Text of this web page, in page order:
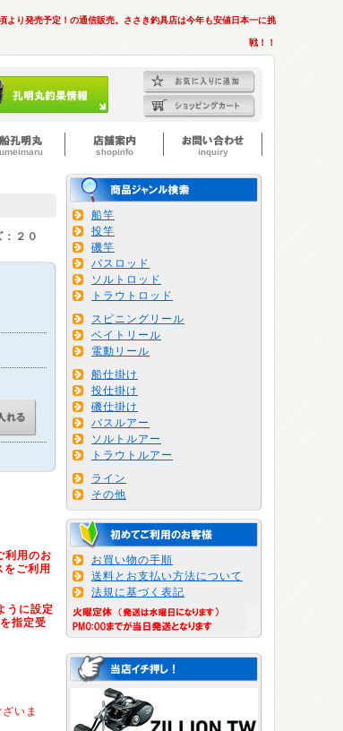
発売予定！の通信販売。ささき釣具店は今年も安値日本一に挑
戦！！
２０
用のお
ご利用
うに設定
指定受
いま
船竿
投竿
磯竿
バスロッド
ソルトロッド
トラウトロッド
スピニングリール
ベイトリール
電動リール
船仕掛け
投仕掛け
磯仕掛け
バスルアー
ソルトルアー
トラウトルアー
ライン
その他
お買い物の手順
送料とお支払い方法について
法規に基づく表記